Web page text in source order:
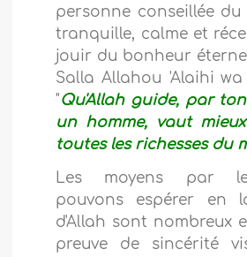
personne conseillée du
tranquille, calme et
jouir du bonheur
Salla Allahou 'Alaihi
"Qu'Allah guide, par
un homme, vaut
toutes les richesses du
Les moyens par
pouvons espérer en
d'Allah sont nombreux
preuve de sincérité